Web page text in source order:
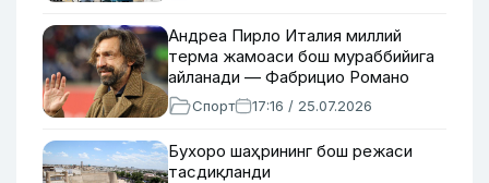
Андреа Пирло Италия миллий
терма жамоаси бош мураббийига
айланади — Фабрицио Романо
Спорт 17:16 / 25.07.2026
Бухоро шаҳрининг бош режаси
тасдиқланди